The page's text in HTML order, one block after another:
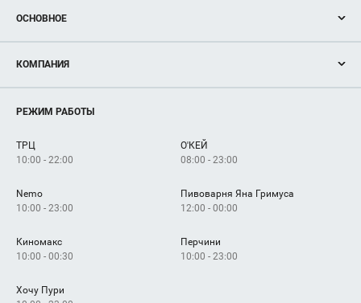
ОСНОВНОЕ
Новости
Магазины
Услуги
КОМПАНИЯ
Рекламодателям
Как добраться
РЕЖИМ РАБОТЫ
ТРЦ
10:00 - 22:00
О'КЕЙ
08:00 - 23:00
Nemo
10:00 - 23:00
Пивоварня Яна Гримуса
12:00 - 00:00
Киномакс
10:00 - 00:30
Перчини
10:00 - 23:00
Хочу Пури